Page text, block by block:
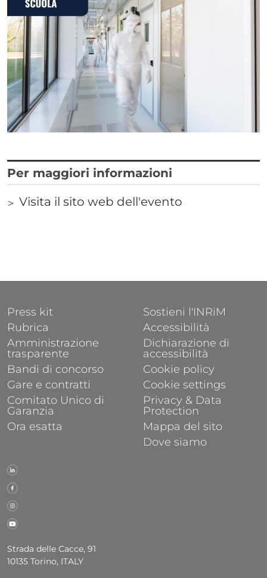
Correlati
Titolo
Per maggiori informazioni
Links
Visita il sito web dell'evento
Strada delle Cacce, 91
10135 Torino, ITALY
FOOTER 1
Press kit
Rubrica
Amministrazione
trasparente
Bandi di concorso
Gare e contratti
Comitato Unico di
Garanzia
Ora esatta
FOOTER 2
Sostieni l'INRiM
Accessibilità
Dichiarazione di
accessibilità
Cookie policy
Cookie settings
Privacy & Data
Protection
Mappa del sito
Dove siamo